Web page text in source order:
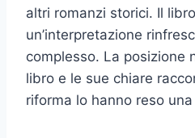
altri romanzi storici. Il
un’interpretazione
complesso. La posizione
libro e le sue chiare
riforma lo hanno reso